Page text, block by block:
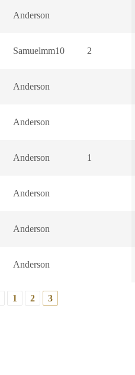
Anderson
Samuelmm10 2
Anderson
Anderson
Anderson 1
Anderson
Anderson
Anderson
1 2 3